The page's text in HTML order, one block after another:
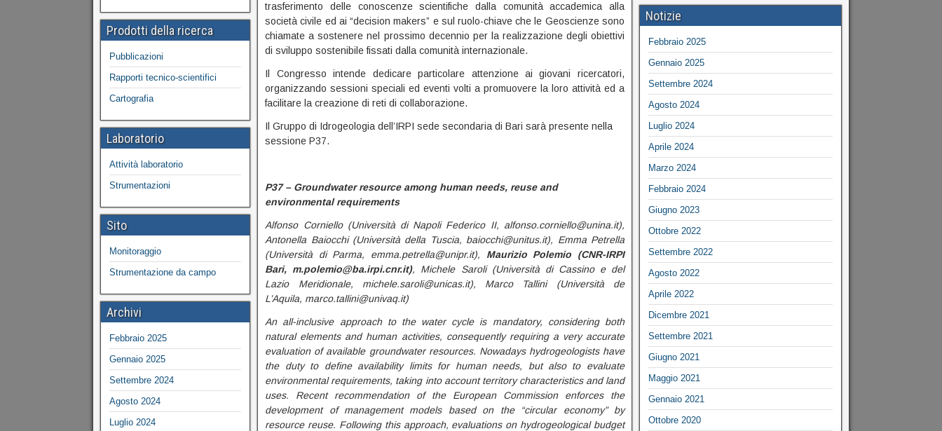
trasferimento delle conoscenze scientifiche dalla comunità accademica alla
società civile ed ai “decision makers” e sul ruolo-chiave che le Geoscienze sono
chiamate a sostenere nel prossimo decennio per la realizzazione degli obiettivi
di sviluppo sostenibile fissati dalla comunità internazionale.
Il Congresso intende dedicare particolare attenzione ai giovani ricercatori,
organizzando sessioni speciali ed eventi volti a promuovere la loro attività ed a
facilitare la creazione di reti di collaborazione.
Il Gruppo di Idrogeologia dell’IRPI sede secondaria di Bari sarà presente nella
sessione P37.
P37 – Groundwater resource among human needs, reuse and
environmental requirements
Alfonso Corniello (Università di Napoli Federico II, alfonso.corniello@unina.it),
Antonella Baiocchi (Università della Tuscia, baiocchi@unitus.it), Emma Petrella
(Università di Parma, emma.petrella@unipr.it), Maurizio Polemio (CNR-IRPI
Bari, m.polemio@ba.irpi.cnr.it), Michele Saroli (Università di Cassino e del
Lazio Meridionale, michele.saroli@unicas.it), Marco Tallini (Università de
L’Aquila, marco.tallini@univaq.it)
An all-inclusive approach to the water cycle is mandatory, considering both
natural elements and human activities, consequently requiring a very accurate
evaluation of available groundwater resources. Nowadays hydrogeologists have
the duty to define availability limits for human needs, but also to evaluate
environmental requirements, taking into account territory characteristics and land
uses. Recent recommendation of the European Commission enforces the
development of management models based on the “circular economy” by
resource reuse. Following this approach, evaluations on hydrogeological budget
Prodotti della ricerca
Pubblicazioni
Rapporti tecnico-scientifici
Cartografia
Laboratorio
Attività laboratorio
Strumentazioni
Sito
Monitoraggio
Strumentazione da campo
Archivi
Febbraio 2025
Gennaio 2025
Settembre 2024
Agosto 2024
Luglio 2024
Notizie
Febbraio 2025
Gennaio 2025
Settembre 2024
Agosto 2024
Luglio 2024
Aprile 2024
Marzo 2024
Febbraio 2024
Giugno 2023
Ottobre 2022
Settembre 2022
Agosto 2022
Aprile 2022
Dicembre 2021
Settembre 2021
Giugno 2021
Maggio 2021
Gennaio 2021
Ottobre 2020